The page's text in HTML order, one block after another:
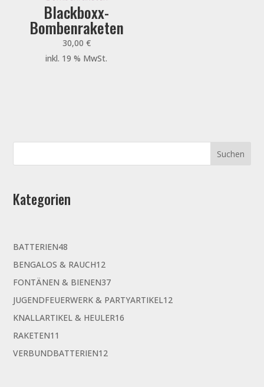
Blackboxx-
Bombenraketen
30,00 €
inkl. 19 % MwSt.
Kategorien
BATTERIEN48
Produkte
BENGALOS & RAUCH12
Produkte
FONTÄNEN & BIENEN3737
Produkte
JUGENDFEUERWERK & PARTYARTIKEL12
KNALLARTIKEL & HEULER16
RAKETEN11
Produkte
VERBUNDBATTERIEN12